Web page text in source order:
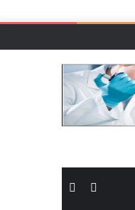
سایدبار